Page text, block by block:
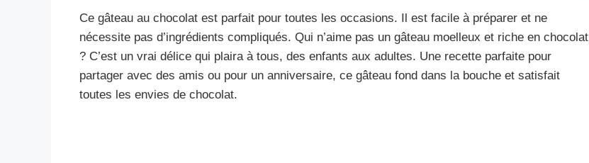
Ce gâteau au chocolat est parfait pour toutes les occasions. Il est facile à préparer et ne
nécessite pas d’ingrédients compliqués. Qui n’aime pas un gâteau moelleux et riche en chocolat
? C’est un vrai délice qui plaira à tous, des enfants aux adultes. Une recette parfaite pour
partager avec des amis ou pour un anniversaire, ce gâteau fond dans la bouche et satisfait
toutes les envies de chocolat.